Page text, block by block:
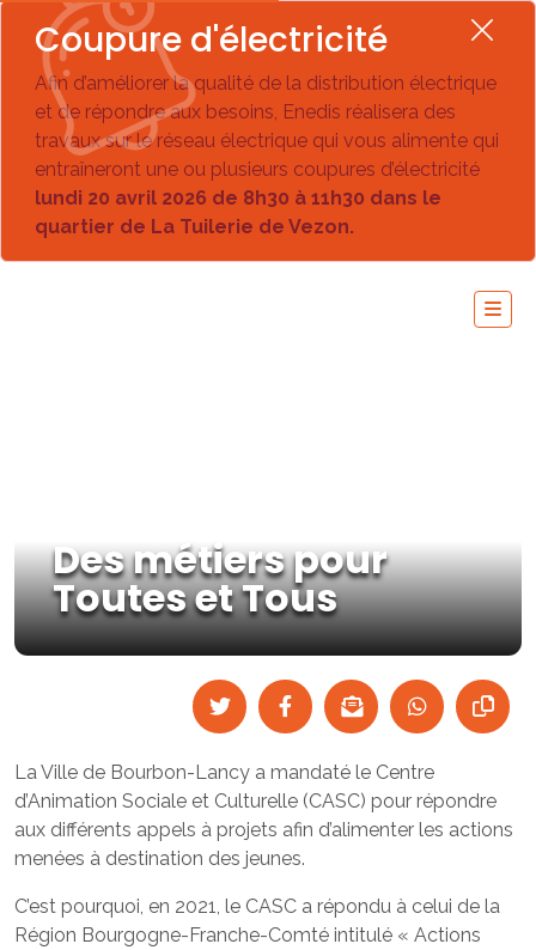
Coupure d'électricité
Afin d’améliorer la qualité de la distribution électrique
et de répondre aux besoins, Enedis réalisera des
travaux sur le réseau électrique qui vous alimente qui
entraîneront une ou plusieurs coupures d’électricité
lundi 20 avril 2026 de 8h30 à 11h30 dans le
quartier de La Tuilerie de Vezon.
Des métiers pour
Toutes et Tous
La Ville de Bourbon-Lancy a mandaté le Centre
d’Animation Sociale et Culturelle (CASC) pour répondre
aux différents appels à projets afin d’alimenter les actions
menées à destination des jeunes.
C’est pourquoi, en 2021, le CASC a répondu à celui de la
Région Bourgogne-Franche-Comté intitulé « Actions